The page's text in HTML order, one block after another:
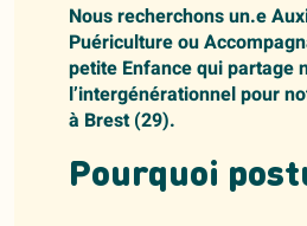
Nous recherchons un.e
Puériculture ou
petite Enfance qui partage
l’intergénérationnel pour
à Brest (29).
Pourquoi